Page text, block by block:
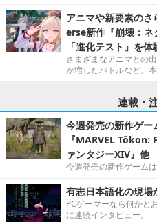
アニマや新要素の
erse新作『崩壊：
「進化テスト」を体
さまざまなアニマとの
が増したバトルなど、
連載・
今週発売の新作ゲ
『MARVEL
ァンタジーXIV』他
今週発売の新作ゲームは
有志日本語化の現場
PCゲーマーなら何かと
に連続インタビュー。